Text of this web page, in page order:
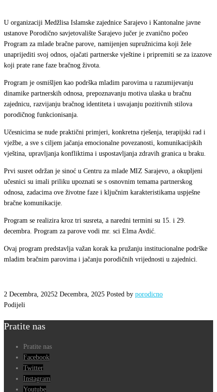
Počeo
Program
za
mlade
parove
U organizaciji Medžlisa Islamske zajednice Sarajevo i Kantonalne javne
ustanove Porodično savjetovalište Sarajevo jučer je zvanično počeo
Program za mlade bračne parove, namijenjen supružnicima koji žele
unaprijediti svoj odnos, ojačati partnerske vještine i pripremiti se za izazove
koji prate rane faze bračnog života.
Program je osmišljen kao podrška mladim parovima u razumijevanju
dinamike partnerskih odnosa, prepoznavanju motiva ulaska u bračnu
zajednicu, razvijanju bračnog identiteta i usvajanju pozitivnih stilova
porodičnog funkcionisanja.
Učesnicima se nude praktični primjeri, konkretna rješenja, terapijski rad i
vježbe, a sve s ciljem jačanja emocionalne povezanosti, komunikacijskih
vještina, upravljanja konfliktima i uspostavljanja zdravih granica u braku.
Prvi susret održan je sinoć u Centru za mlade MIZ Sarajevo, a okupljeni
učesnici su imali priliku upoznati se s osnovnim temama partnerskog
odnosa, zadacima ove životne faze i ključnim karakteristikama uspješne
bračne komunikacije.
Program se realizira kroz tri susreta, a naredni termini su 15. i 29.
decembra. Program za parove vodi mr. sci Elma Avdić.
Ovaj program predstavlja važan korak ka pružanju institucionalne podrške
mladim bračnim parovima i jačanju porodičnih vrijednosti u zajednici.
2 Decembra, 20252 Decembra, 2025 Posted by porodicno
Podijeli
Pratite nas
Pratite nas
Facebook
Twitter
Instagram
Youtube